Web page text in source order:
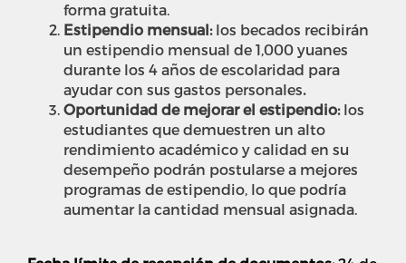
forma gratuita.
Estipendio mensual:los becados recibirán
un estipendio mensual de 1,000 yuanes
durante los 4 años de escolaridad para
ayudar con sus gastos personales.
Oportunidad de mejorar el estipendio:los
estudiantes que demuestren un alto
rendimiento académico y calidad en su
desempeño podrán postularse a mejores
programas de estipendio, lo que podría
aumentar la cantidad mensual asignada.